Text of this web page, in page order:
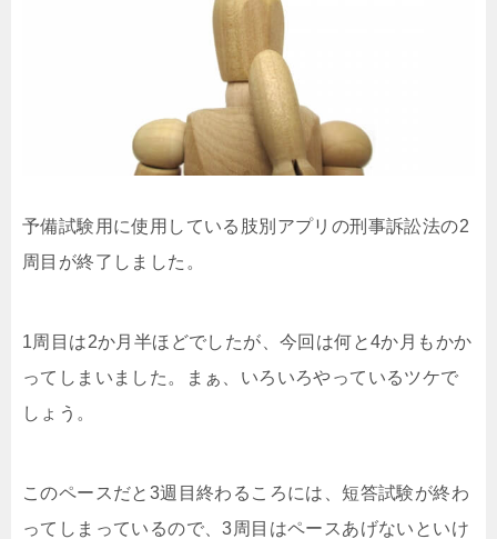
予備試験用に使用している肢別アプリの刑事訴訟法の2
周目が終了しました。
1周目は2か月半ほどでしたが、今回は何と4か月もかか
ってしまいました。まぁ、いろいろやっているツケで
しょう。
このペースだと3週目終わるころには、短答試験が終わ
ってしまっているので、3周目はペースあげないといけ